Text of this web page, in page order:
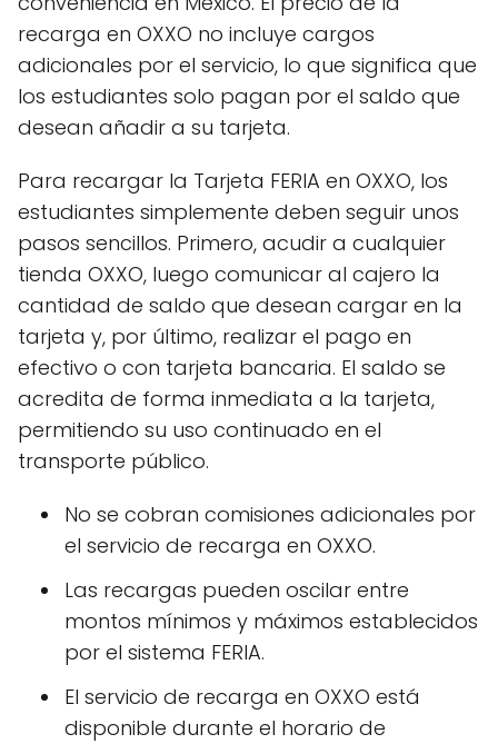
recarga en OXXO no incluye cargos
adicionales por el servicio, lo que significa que
los estudiantes solo pagan por el saldo que
desean añadir a su tarjeta.
Para recargar la Tarjeta FERIA en OXXO, los
estudiantes simplemente deben seguir unos
pasos sencillos. Primero, acudir a cualquier
tienda OXXO, luego comunicar al cajero la
cantidad de saldo que desean cargar en la
tarjeta y, por último, realizar el pago en
efectivo o con tarjeta bancaria. El saldo se
acredita de forma inmediata a la tarjeta,
permitiendo su uso continuado en el
transporte público.
No se cobran comisiones adicionales por
el servicio de recarga en OXXO.
Las recargas pueden oscilar entre
montos mínimos y máximos establecidos
por el sistema FERIA.
El servicio de recarga en OXXO está
disponible durante el horario de